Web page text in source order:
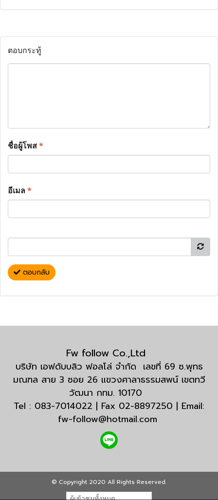
ตอบกระทู้
ชื่อผู้โพส*
อีเมล*
ตอบกลับ
Fw follow Co.,Ltd
บริษัท เอฟดับบลิว ฟอลโล่ จำกัด เลขที่ 69 ซ.พุทธ
มณฑล สาย 3 ซอย 26 แขวงศาลาธรรมสพน์ เขตทวี
วัฒนา กทม. 10170
Tel : 083-7014022 | Fax 02-8897250 | Email:
fw-follow@hotmail.com
© Copyright 2020 All Rights Reserved.
ผู้เข้าชมทั้งหมด